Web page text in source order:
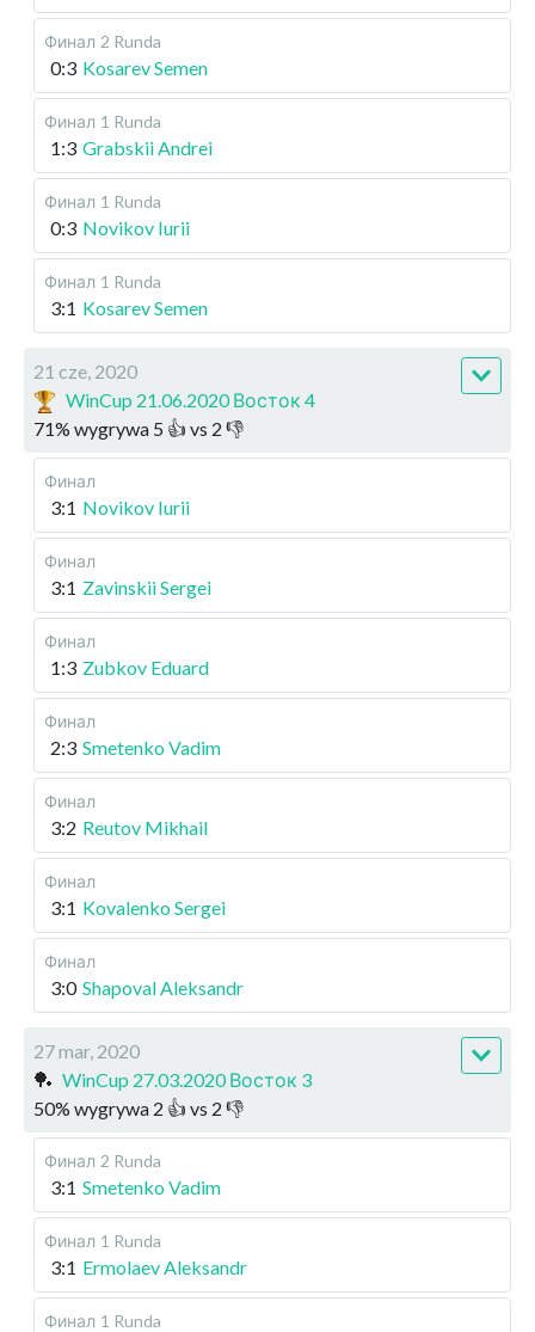
Финал 2 Runda
0:3 Kosarev Semen
Финал 1 Runda
1:3 Grabskii Andrei
Финал 1 Runda
0:3 Novikov Iurii
Финал 1 Runda
3:1 Kosarev Semen
21 cze, 2020
WinCup 21.06.2020 Восток 4
71% wygrywa 5 👍 vs 2 👎
Финал
3:1 Novikov Iurii
Финал
3:1 Zavinskii Sergei
Финал
1:3 Zubkov Eduard
Финал
2:3 Smetenko Vadim
Финал
3:2 Reutov Mikhail
Финал
3:1 Kovalenko Sergei
Финал
3:0 Shapoval Aleksandr
27 mar, 2020
🏓 WinCup 27.03.2020 Восток 3
50% wygrywa 2 👍 vs 2 👎
Финал 2 Runda
3:1 Smetenko Vadim
Финал 1 Runda
3:1 Ermolaev Aleksandr
Финал 1 Runda